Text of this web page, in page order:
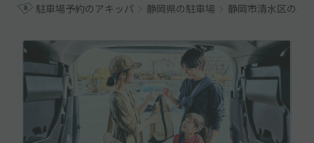
駐車場予約のアキッパ 静岡県の駐車場 静岡市清水区の駐